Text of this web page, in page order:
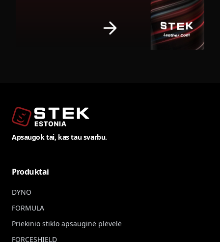
Apsaugok tai, kas tau svarbu.
Produktai
DYNO
FORMULA
Priekinio stiklo apsauginė plėvelė
FORCESHIELD